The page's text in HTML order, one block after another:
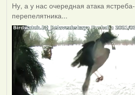
Ну, а у нас очередная атака ястреба-
перепелятника...